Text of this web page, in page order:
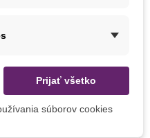
stanovisko.
Prijať všetko
súborov cookies